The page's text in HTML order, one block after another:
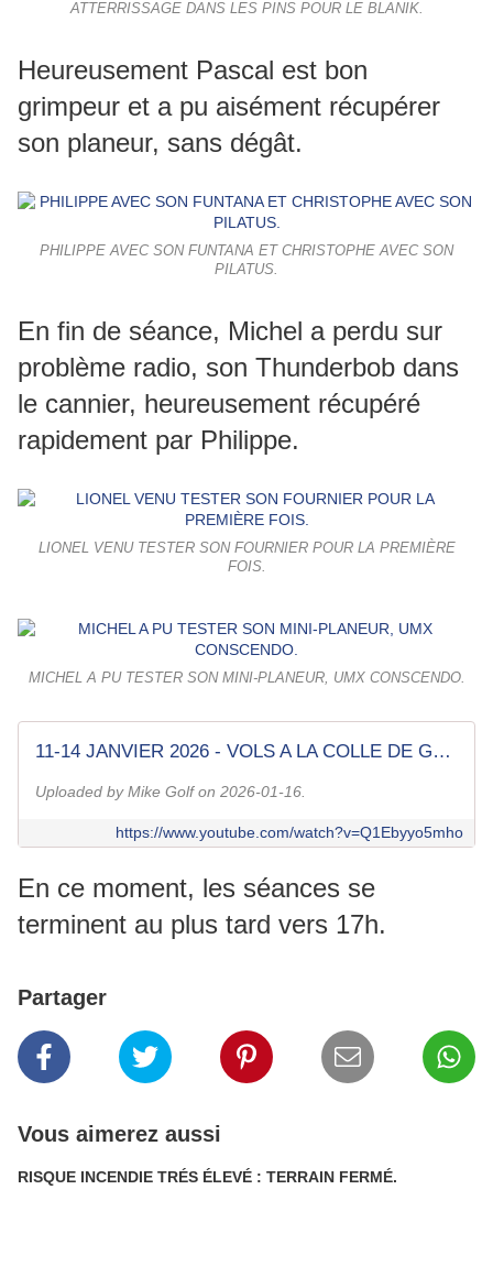
ATTERRISSAGE DANS LES PINS POUR LE BLANIK.
Heureusement Pascal est bon
grimpeur et a pu aisément récupérer
son planeur, sans dégât.
PHILIPPE AVEC SON FUNTANA ET CHRISTOPHE AVEC SON
PILATUS.
En fin de séance, Michel a perdu sur
problème radio, son Thunderbob dans
le cannier, heureusement récupéré
rapidement par Philippe.
LIONEL VENU TESTER SON FOURNIER POUR LA PREMIÈRE
FOIS.
MICHEL A PU TESTER SON MINI-PLANEUR, UMX CONSCENDO.
11-14 JANVIER 2026 - VOLS A LA COLLE DE GRUNE.
Uploaded by Mike Golf on 2026-01-16.
https://www.youtube.com/watch?v=Q1Ebyyo5mho
En ce moment, les séances se
terminent au plus tard vers 17h.
Partager
Vous aimerez aussi
RISQUE INCENDIE TRÉS ÉLEVÉ : TERRAIN FERMÉ.